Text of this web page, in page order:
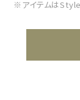
※アイテムは